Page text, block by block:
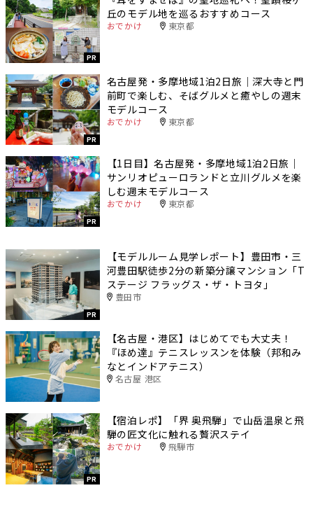
PR
丘のモデル地を巡るおすすめコース
おでかけ 東京都
PR
名古屋発・多摩地域1泊2日旅｜深大寺と門
前町で楽しむ、そばグルメと癒やしの週末
モデルコース
おでかけ 東京都
PR
【1日目】名古屋発・多摩地域1泊2日旅｜
サンリオピューロランドと立川グルメを楽
しむ週末モデルコース
おでかけ 東京都
PR
【モデルルーム見学レポート】豊田市・三
河豊田駅徒歩2分の新築分譲マンション「T
ステージ フラッグス・ザ・トヨタ」
豊田市
【名古屋・港区】はじめてでも大丈夫！
『ほめ達』テニスレッスンを体験（邦和み
なとインドアテニス）
名古屋 港区
PR
【宿泊レポ】「界 奥飛騨」で山岳温泉と飛
騨の匠文化に触れる贅沢ステイ
おでかけ 飛騨市